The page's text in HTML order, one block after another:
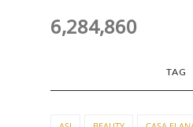
6,284,860
TAG